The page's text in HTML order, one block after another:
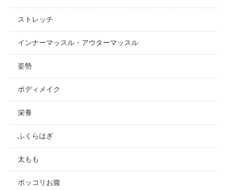
ストレッチ
インナーマッスル・アウターマッスル
姿勢
ボディメイク
栄養
ふくらはぎ
太もも
ポッコリお腹